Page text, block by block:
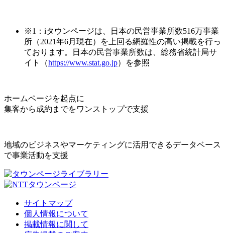
※1：iタウンページは、日本の民営事業所数516万事業
所（2021年6月現在）を上回る網羅性の高い掲載を行っ
ております。日本の民営事業所数は、総務省統計局サ
イト（https://www.stat.go.jp）を参照
ホームページを起点に
集客から成約までをワンストップで支援
地域のビジネスやマーケティングに活用できるデータベース
で事業活動を支援
サイトマップ
個人情報について
掲載情報に関して